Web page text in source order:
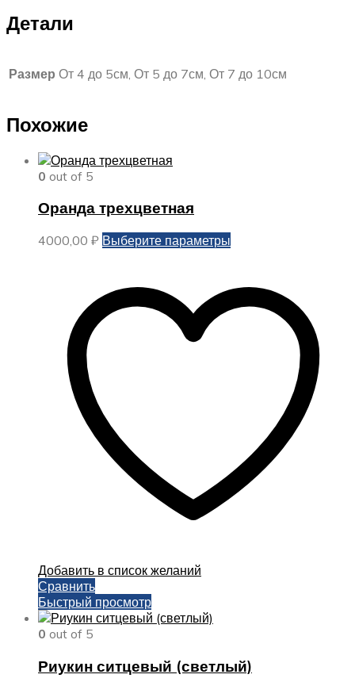
Детали
Размер От 4 до 5см, От 5 до 7см, От 7 до 10см
Похожие
0 out of 5
Оранда трехцветная
4000,00 ₽ Выберите параметры
несколько
вариаций.
Добавить в список желаний
Сравнить
Быстрый просмотр
0 out of 5
Риукин ситцевый (светлый)